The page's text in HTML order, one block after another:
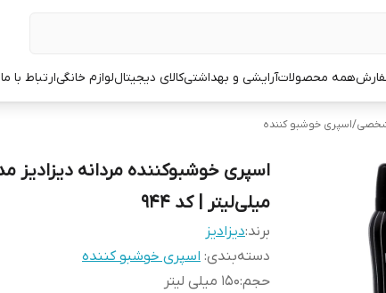
همه محصولاتآرایشی و بهداشتیکالای دیجیتاللوازم خانگیارتباط با ما
/اسپری خوشبو کننده
میلی‌لیتر | کد 944
برند:دیزادیز
دسته‌بندی: اسپری خوشبو کننده
حجم:150 میلی لیتر